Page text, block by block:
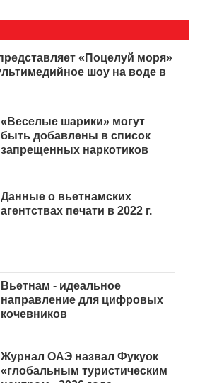
Остров Фукуок представляет
«Поцелуй моря» - крупнейшее
«Веселые шарики» могут
быть добавлены в список
Данные о вьетнамских